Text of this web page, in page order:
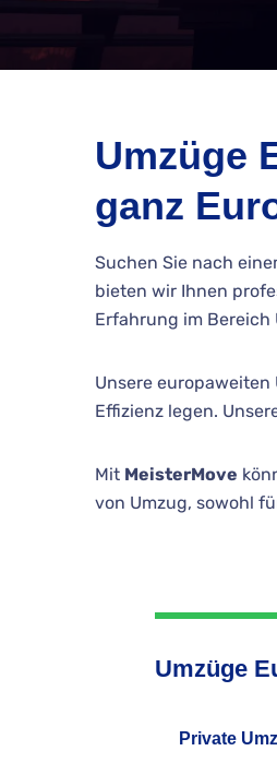
Umzüge
ganz
Suchen Sie nach
bieten wir Ihnen
Erfahrung im Bereich
Unsere
Effizienz legen.
Mit MeisterMove
von Umzug, sowohl
Umzüge
Private